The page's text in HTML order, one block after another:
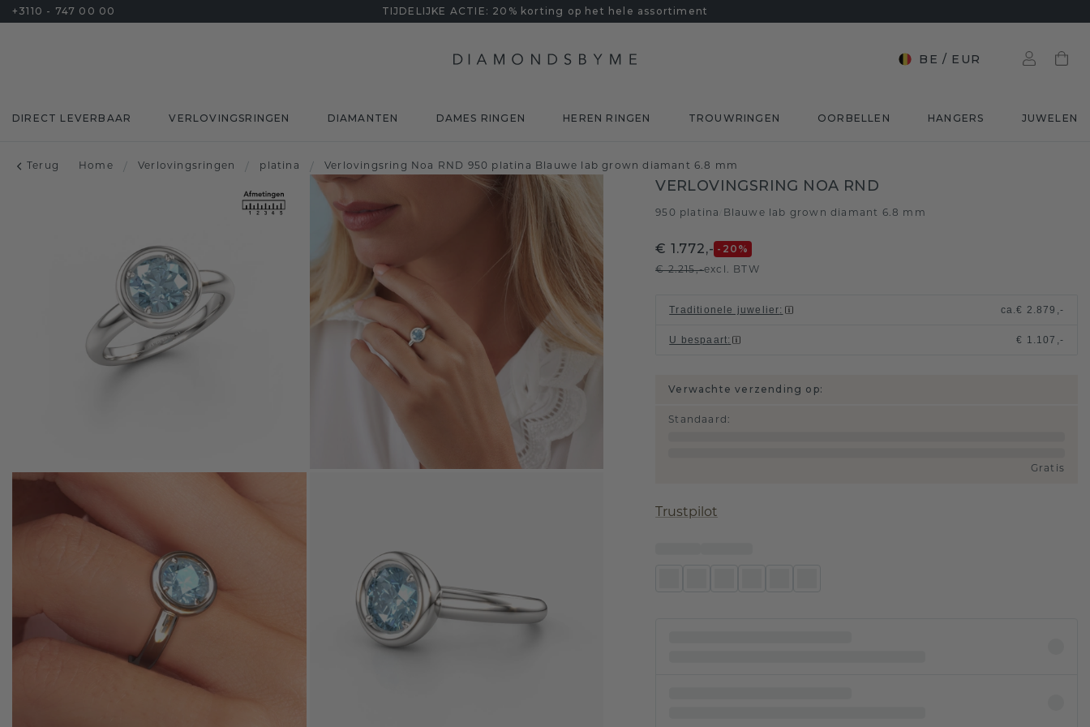
+3110 - 747 00 00 TIJDELIJKE ACTIE: 20% korting op het hele assortiment
BE / EUR
DIRECT LEVERBAAR VERLOVINGSRINGEN DIAMANTEN DAMES RINGEN HEREN RINGEN TROUWRINGEN OORBELLEN HANGERS JUWELEN
Terug Home / Verlovingsringen / platina / Verlovingsring Noa RND 950 platina Blauwe lab grown diamant 6.8 mm
VERLOVINGSRING NOA RND
950 platina Blauwe lab grown diamant 6.8 mm
€ 1.772,- -20 %
€ 2.215,-excl. BTW
Traditionele juwelier: ca.€ 2.879,-
U bespaart: € 1.107,-
Verwachte verzending op:
Standaard :
Gratis
Trustpilot